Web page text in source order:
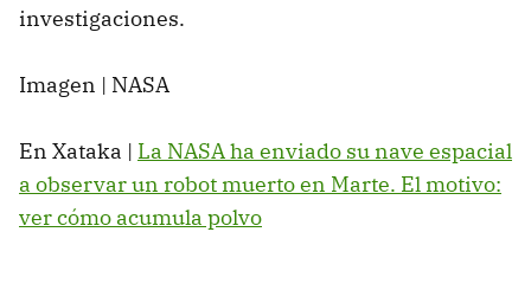
investigaciones.
Imagen | NASA
En Xataka | La NASA ha enviado su nave espacial
a observar un robot muerto en Marte. El motivo:
ver cómo acumula polvo